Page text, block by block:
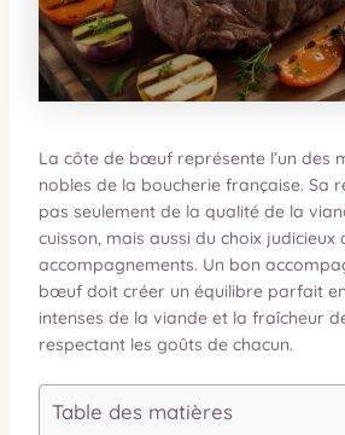
La côte de bœuf représente l’un des
nobles de la boucherie française. Sa
pas seulement de la qualité de la
cuisson, mais aussi du choix judicieux
accompagnements. Un bon
bœuf doit créer un équilibre parfait
intenses de la viande et la fraîcheur
respectant les goûts de chacun.
Table des matières